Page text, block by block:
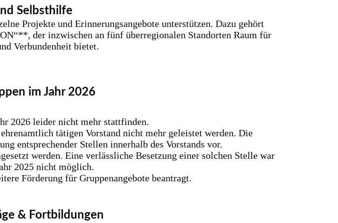
Selbsthilfe
Projekte und Erinnerungsangebote unterstützen. Dazu gehört
der inzwischen an fünf überregionalen Standorten Raum für
Verbundenheit bietet.
im Jahr 2026
2026 leider nicht mehr stattfinden.
tätigen Vorstand nicht mehr geleistet werden. Die
entsprechender Stellen innerhalb des Vorstands vor.
werden. Eine verlässliche Besetzung einer solchen Stelle war
2025 nicht möglich.
Förderung für Gruppenangebote beantragt.
& Fortbildungen